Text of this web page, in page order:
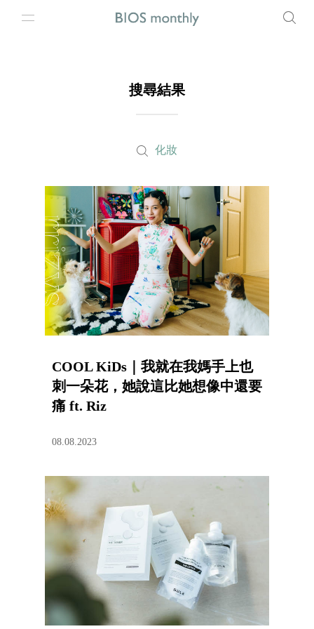
搜尋結果
化妝
COOL KiDs｜我就在我媽手上也
刺一朵花，她說這比她想像中還要
痛 ft. Riz
08.08.2023